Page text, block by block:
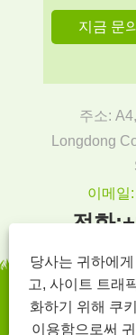
주소:
Longdong
이메일:
전화:
Copyright ©
당사는 귀하에
고, 사이트 트래
화하기 위해 쿠
이용함으로써